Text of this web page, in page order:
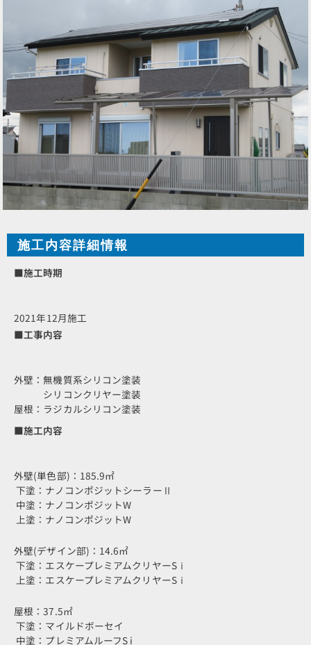
施工内容詳細情報
■施工時期
2021年12月施工
■工事内容
外壁：無機質系シリコン塗装
シリコンクリヤー塗装
屋根：ラジカルシリコン塗装
■施工内容
外壁(単色部)：185.9㎡
下塗：ナノコンポジットシーラーⅡ
中塗：ナノコンポジットW
上塗：ナノコンポジットW
外壁(デザイン部)：14.6㎡
下塗：エスケープレミアムクリヤーSⅰ
上塗：エスケープレミアムクリヤーSⅰ
屋根：37.5㎡
下塗：マイルドボーセイ
中塗：プレミアムルーフS i